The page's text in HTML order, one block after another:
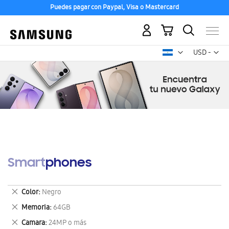
Puedes pagar con Paypal, Visa o Mastercard
USD -
dólar
Mi carrito
Smartphones
Color Negro
Eliminar
este
artículo
Memoria 64GB
Eliminar
este
Camara 24MP o más
Eliminar